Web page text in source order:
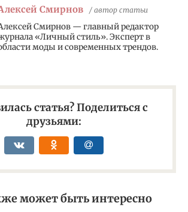
Смирнов / автор статьи
Смирнов — главный редактор
«Личный стиль». Эксперт в
моды и современных трендов.
статья? Поделиться с
друзьями:
может быть интересно